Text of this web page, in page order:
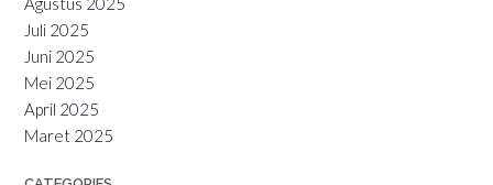
Juli 2025
Juni 2025
Mei 2025
April 2025
Maret 2025